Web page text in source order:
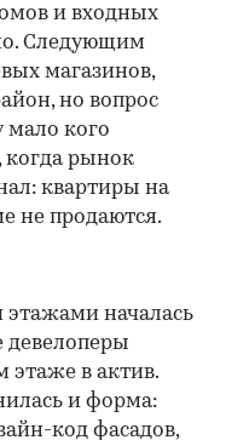
и входных
Следующим
магазинов,
но вопрос
мало кого
когда рынок
квартиры на
не продаются.
этажами началась
девелоперы
этаже в актив.
и форма:
код фасадов,